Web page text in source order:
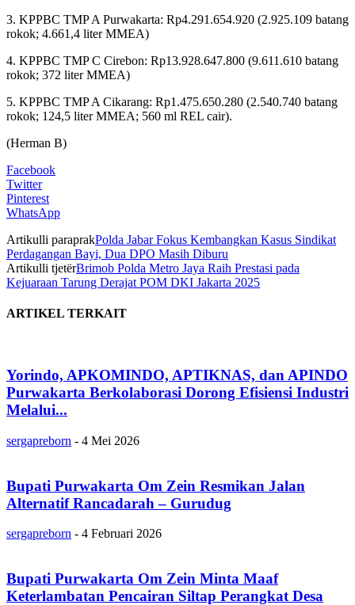
3. KPPBC TMP A Purwakarta: Rp4.291.654.920 (2.925.109 batang
rokok; 4.661,4 liter MMEA)
4. KPPBC TMP C Cirebon: Rp13.928.647.800 (9.611.610 batang
rokok; 372 liter MMEA)
5. KPPBC TMP A Cikarang: Rp1.475.650.280 (2.540.740 batang
rokok; 124,5 liter MMEA; 560 ml REL cair).
(Herman B)
Facebook
Twitter
Pinterest
WhatsApp
Artikulli paraprakPolda Jabar Fokus Kembangkan Kasus Sindikat
Perdagangan Bayi, Dua DPO Masih Diburu
Artikulli tjetërBrimob Polda Metro Jaya Raih Prestasi pada
Kejuaraan Tarung Derajat POM DKI Jakarta 2025
ARTIKEL TERKAIT
Yorindo, APKOMINDO, APTIKNAS, dan APINDO
Purwakarta Berkolaborasi Dorong Efisiensi Industri
Melalui...
sergapreborn - 4 Mei 2026
Bupati Purwakarta Om Zein Resmikan Jalan
Alternatif Rancadarah – Gurudug
sergapreborn - 4 Februari 2026
Bupati Purwakarta Om Zein Minta Maaf
Keterlambatan Pencairan Siltap Perangkat Desa